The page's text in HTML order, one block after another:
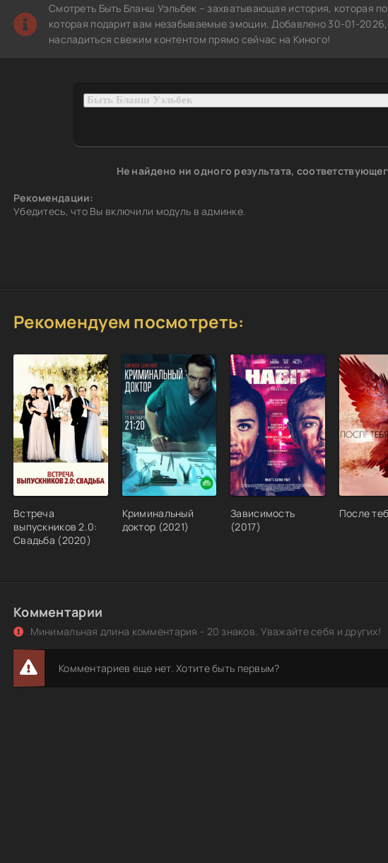
Смотреть Быть Бланш Уэльбек – захватывающая история, которая
которая подарит вам незабываемые эмоции. Добавлено 30-01-2026,
насладиться свежим контентом прямо сейчас на Киного!
Не найдено ни одного результата,
Рекомендации:
Убедитесь, что Вы включили модуль в админке.
Рекомендуем посмотреть:
Встреча
выпускников 2.0:
Свадьба (2020)
Криминальный
доктор (2021)
Зависимость
(2017)
После
Комментарии
Минимальная длина комментария - 20 знаков. Уважайте себя и других!
Комментариев еще нет. Хотите быть первым?